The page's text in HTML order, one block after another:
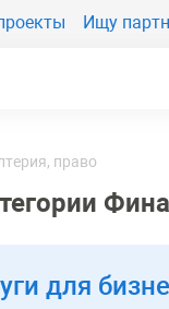
Ищу
право
для